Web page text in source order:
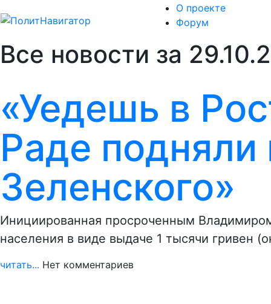
О проекте
Форум
Все новости за
«Уедешь в
Раде
Зеленского»
Инициированная просроченным
населения в виде выдаче 1 тысячи гривен
читать... Нет комментариев